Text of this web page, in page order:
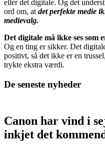
eller det digitale. Og det
ord om, at det perfekte medie
medievalg.
Det digitale må ikke ses som
Og en ting er sikker. Det
positivt, så det ikke er en
trykte ekstra værdi.
De seneste nyheder
Canon har vind i
inkjet det